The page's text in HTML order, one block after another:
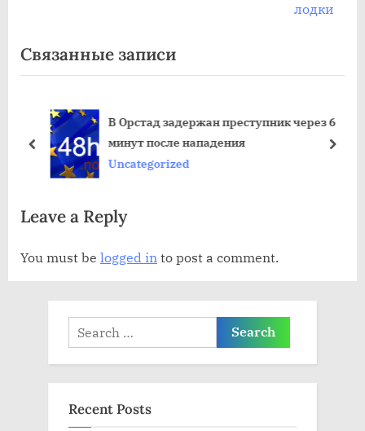
щ
а
а
с
:
у
ю
а
я
п
с
лодки
Связанные записи
В Орстад задержан преступник через 6
минут после нападения
Uncategorized
пред
Leave a Reply
You must be logged in to post a comment.
Search
for:
Recent Posts